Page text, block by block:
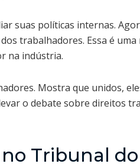
suas políticas internas.
trabalhadores. Essa é uma
na indústria.
Mostra que unidos,
o debate sobre direitos
Tribunal